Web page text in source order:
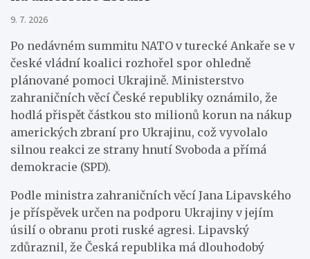
9. 7. 2026
Po nedávném summitu NATO v turecké Ankaře se v
české vládní koalici rozhořel spor ohledně
plánované pomoci Ukrajině. Ministerstvo
zahraničních věcí České republiky oznámilo, že
hodlá přispět částkou sto milionů korun na nákup
amerických zbraní pro Ukrajinu, což vyvolalo
silnou reakci ze strany hnutí Svoboda a přímá
demokracie (SPD).
Podle ministra zahraničních věcí Jana Lipavského
je příspěvek určen na podporu Ukrajiny v jejím
úsilí o obranu proti ruské agresi. Lipavský
zdůraznil, že Česká republika má dlouhodobý